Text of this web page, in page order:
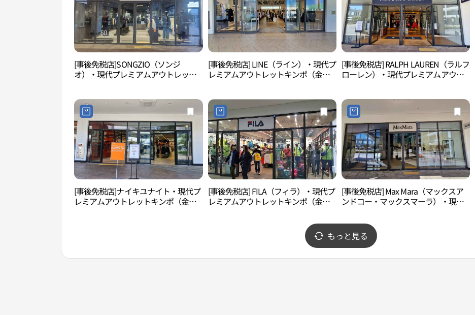
[事後免税店]SONGZIO（ソンジ
オ）・現代プレミアムアウトレット
[事後免税店] LINE（ライン）・現代プ
レミアムアウトレットキンポ（金
[事後免税店] RALPH LAUREN（ラルフ
ローレン）・現代プレミアムアウト
[事後免税店]ナイキユナイト・現代プ
レミアムアウトレットキンポ（金
[事後免税店] FILA（フィラ）・現代プ
レミアムアウトレットキンポ（金
[事後免税店] Max Mara（マックスア
ンドコー・マックスマーラ）・現代
浦）店(막스마라 현대프리미엄아울렛
김포점)
もっと見る